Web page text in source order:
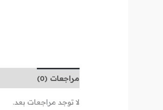
مراجعات (0)
لا توجد مراجعات بعد.